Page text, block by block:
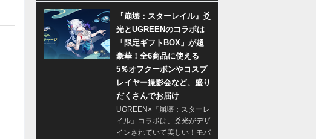
『崩壊：スターレイル』爻
光とUGREENのコラボは
「限定ギフトBOX」が超
豪華！全6商品に使える
5％オフクーポンやコスプ
レイヤー撮影会など、盛り
だくさんでお届け
UGREEN×『崩壊：スターレ
イル』コラボは、爻光がデザ
インされていて美しい！モバ